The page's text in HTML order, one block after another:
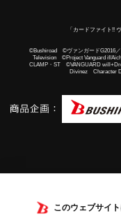
このウェブサイ
「カードファイト!!
©Bushiroad ©ヴァンガードG2016
Television ©Project Vanguard if/
CLAMP・ST ©VANGUARD
Divinez Character